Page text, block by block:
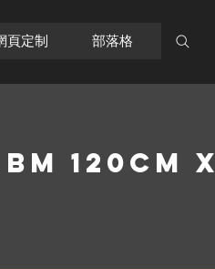
頁定制 部落格
120CM X